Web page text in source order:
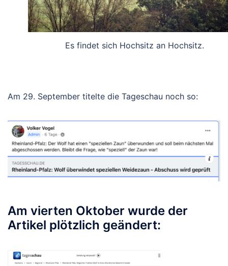
Es findet sich Hochsitz an Hochsitz.
Am 29. September titelte die Tageschau noch so:
Am vierten Oktober wurde der
Artikel plötzlich geändert: